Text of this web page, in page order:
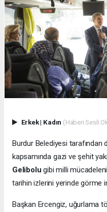
Erkek| Kadın (Haberi Sesli
Burdur Belediyesi tarafından
kapsamında gazi ve şehit
Gelibolu gibi milli
tarihin izlerini yerinde görme
Başkan Ercengiz, uğurlama